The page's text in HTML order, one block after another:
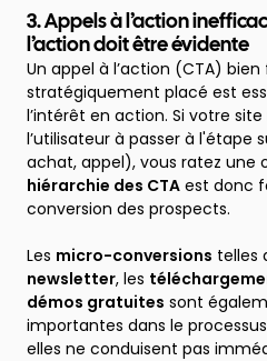
3. Appels à l’action
l’action doit être évidente
Un appel à l’action (CTA)
stratégiquement placé est
l’intérêt en action. Si votre
l’utilisateur à passer à l'étape
achat, appel), vous ratez une
hiérarchie des CTA est donc
conversion des prospects.
Les micro-conversions telles
newsletter, les
démos gratuites sont
importantes dans le
elles ne conduisent pas